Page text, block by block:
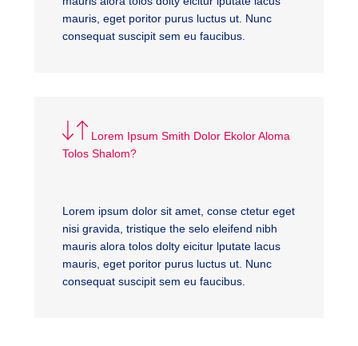
mauris, eget poritor purus luctus ut. Nunc
consequat suscipit sem eu faucibus.
Lorem Ipsum Smith Dolor Ekolor Aloma
Tolos Shalom?
Lorem ipsum dolor sit amet, conse ctetur eget
nisi gravida, tristique the selo eleifend nibh
mauris alora tolos dolty eicitur lputate lacus
mauris, eget poritor purus luctus ut. Nunc
consequat suscipit sem eu faucibus.